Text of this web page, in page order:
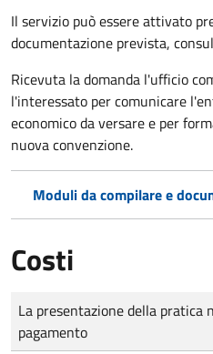
Il servizio può essere attivato
documentazione prevista,
Ricevuta la domanda l'ufficio
l'interessato per comunicare
economico da versare e per
nuova convenzione.
Moduli da compilare e
Costi
Tipo di pagamento
Importo
La presentazione della pratica
pagamento